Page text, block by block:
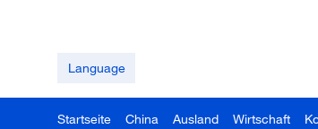
Language
Startseite China Ausland Wirtschaft